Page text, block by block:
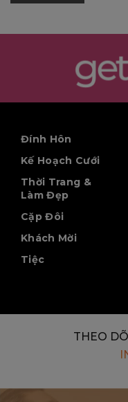
Đính Hôn
Kế Hoạch Cưới
Thời Trang &
Làm Đẹp
Cặp Đôi
Khách Mời
Tiệc
THEO